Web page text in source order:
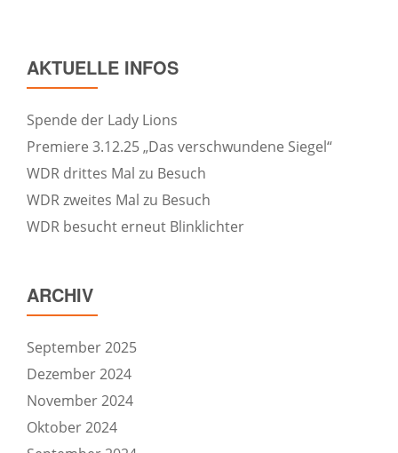
AKTUELLE INFOS
Spende der Lady Lions
Premiere 3.12.25 „Das verschwundene Siegel“
WDR drittes Mal zu Besuch
WDR zweites Mal zu Besuch
WDR besucht erneut Blinklichter
ARCHIV
September 2025
Dezember 2024
November 2024
Oktober 2024